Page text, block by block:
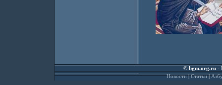
©bgm.org.ru-
Новости|Статьи|